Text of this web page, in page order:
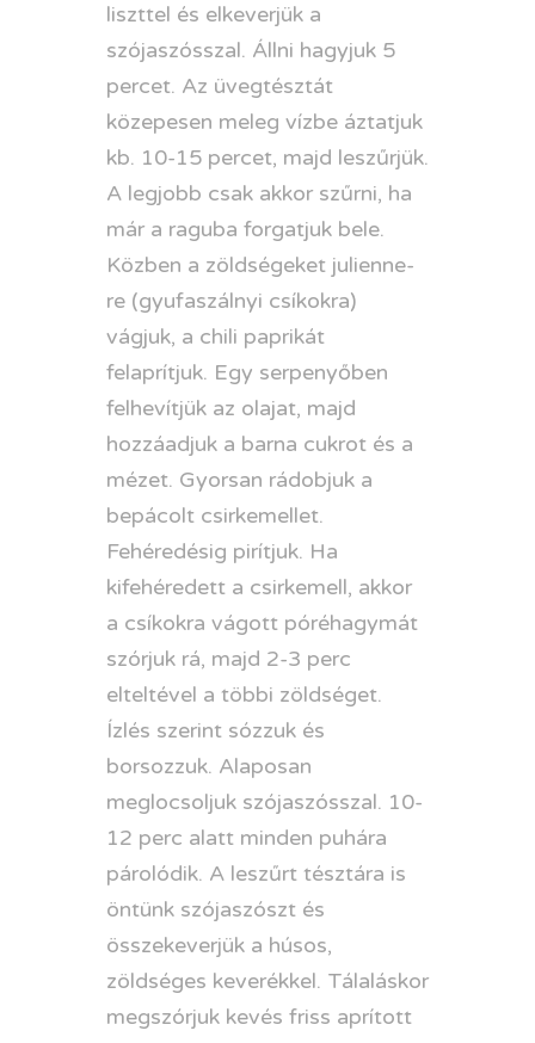
liszttel és elkeverjük a
szójaszósszal. Állni hagyjuk 5
percet. Az üvegtésztát
közepesen meleg vízbe áztatjuk
kb. 10-15 percet, majd leszűrjük.
A legjobb csak akkor szűrni, ha
már a raguba forgatjuk bele.
Közben a zöldségeket julienne-
re (gyufaszálnyi csíkokra)
vágjuk, a chili paprikát
felaprítjuk. Egy serpenyőben
felhevítjük az olajat, majd
hozzáadjuk a barna cukrot és a
mézet. Gyorsan rádobjuk a
bepácolt csirkemellet.
Fehéredésig pirítjuk. Ha
kifehéredett a csirkemell, akkor
a csíkokra vágott póréhagymát
szórjuk rá, majd 2-3 perc
elteltével a többi zöldséget.
Ízlés szerint sózzuk és
borsozzuk. Alaposan
meglocsoljuk szójaszósszal. 10-
12 perc alatt minden puhára
párolódik. A leszűrt tésztára is
öntünk szójaszószt és
összekeverjük a húsos,
zöldséges keverékkel. Tálaláskor
megszórjuk kevés friss aprított